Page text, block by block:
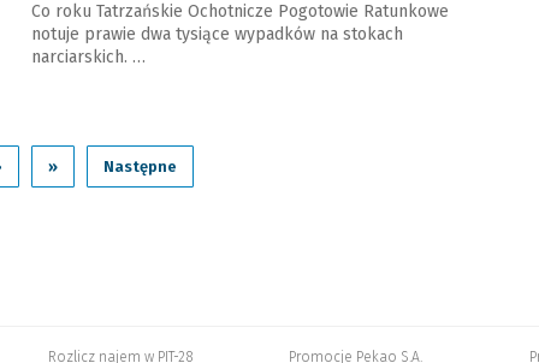
Co roku Tatrzańskie Ochotnicze Pogotowie Ratunkowe
notuje prawie dwa tysiące wypadków na stokach
narciarskich. …
» Następne
Rozlicz najem w PIT-28 Promocje Pekao S.A.